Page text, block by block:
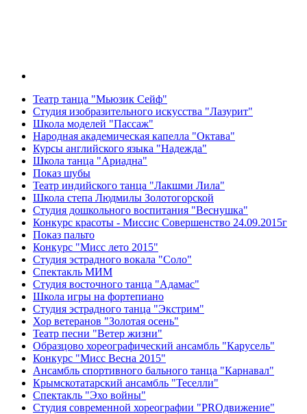
Театр танца "Мьюзик Сейф"
Студия изобразительного искусства "Лазурит"
Школа моделей "Пассаж"
Народная академическая капелла "Октава"
Курсы английского языка "Надежда"
Школа танца "Ариадна"
Показ шубы
Театр индийского танца "Лакшми Лила"
Школа степа Людмилы Золотогорской
Студия дошкольного воспитания "Веснушка"
Конкурс красоты - Миссис Совершенство 24.09.2015г
Показ пальто
Конкурс "Мисс лето 2015"
Студия эстрадного вокала "Соло"
Спектакль МИМ
Студия восточного танца "Адамас"
Школа игры на фортепиано
Студия эстрадного танца "Экстрим"
Хор ветеранов "Золотая осень"
Театр песни "Ветер жизни"
Образцово хореографический ансамбль "Карусель"
Конкурс "Мисс Весна 2015"
Ансамбль спортивного бального танца "Карнавал"
Крымскотатарский ансамбль "Теселли"
Спектакль "Эхо войны"
Студия современной хореографии "PROдвижение"